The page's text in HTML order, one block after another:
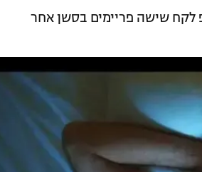
טראמפ לקח שישה פריימים בסשן אחר